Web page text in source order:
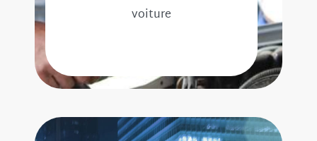
voiture